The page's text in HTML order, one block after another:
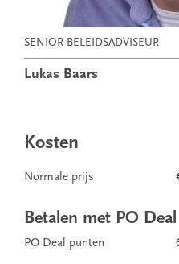
SENIOR BELEIDSADVISEUR
Lukas Baars
Kosten
Normale prijs
Betalen met PO
PO Deal punten